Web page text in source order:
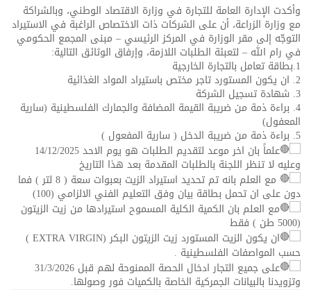
وأكدت الإدارة العامة للتجارة في وزارة الاقتصاد الوطني، وبالشراكة
مع وزارة الزراعة، أن على الشركات ذات الاختصاص الراغبة في الاستيراد
التوجّه إلى مقر الوزارة في المركز الرئيسي – مبنى المجمع الحكومي
في رام الله – لتعبئة الطلبات اللازمة، وإرفاق الوثائق التالية:
1.بطاقة تعامل بالتجارة الخارجية
2. ان يكون المستورد تاجر مختص باستيراد المواد الغذائية
3. شهادة تسجيل الشركة
4. براءة ذمة من ضريبة القيمة المضافة والجمارك الفلسطينية (سارية
المعفول)
5. براءة ذمة من ضريبة الدخل ( سارية المفعول )
علماً بان اخر موعد لتقديم الطلبات هو يوم الاحد 14/12/2025
وعليه لا تنظر اللجنة بالطلبات المقدمة بعد هذا التاريخ
مع العلم بانه تم تحديد استيراد الزيت بعبوات سعة ( 8 لتر ) فما
دون على ان تحمل بطاقة بيان وفق التعليم الفني الالزامي (100)
مع العلم بان الكمية الكلية المسموح استيرادها من زيت الزيتون
(5000 طن ) فقط
ان يكون الزيت المستورد زيت الزيتون البكر (EXTRA VIRGIN )
حسب المواصفات الفلسطينية .
على جميع التجار ادخال الحصة الممنوحة لهم قبل 31/3/2026
وتزويدنا بالبيانات الجمركية الخاصة بالكميات فور وصولها.